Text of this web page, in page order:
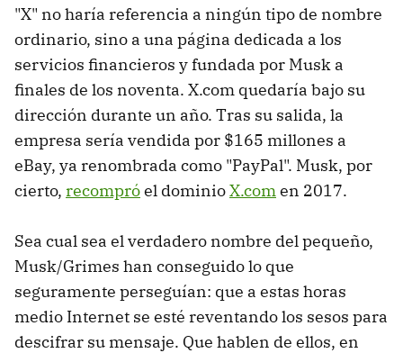
"X" no haría referencia a ningún tipo de nombre
ordinario, sino a una página dedicada a los
servicios financieros y fundada por Musk a
finales de los noventa. X.com quedaría bajo su
dirección durante un año. Tras su salida, la
empresa sería vendida por $165 millones a
eBay, ya renombrada como "PayPal". Musk, por
cierto, recompróel dominioX.comen 2017.
Sea cual sea el verdadero nombre del pequeño,
Musk/Grimes han conseguido lo que
seguramente perseguían: que a estas horas
medio Internet se esté reventando los sesos para
descifrar su mensaje. Que hablen de ellos, en